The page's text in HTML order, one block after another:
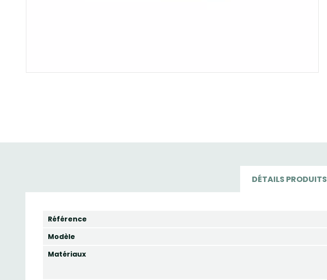
DÉTAILS PRODUITS
Référence
Modèle
Matériaux